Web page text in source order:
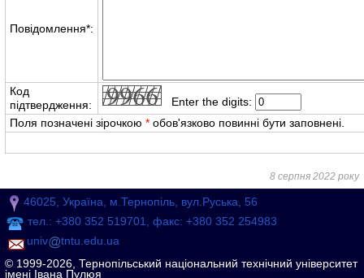
Повідомлення*:
Код
підтвердження:
Enter the digits:
Поля позначені зірочкою * обов'язково повинні бути заповнені.
8 серпня 2022 року
46025, Україна, м.Тернопіль, вул.Руська, 56
тел.: +380 352 519701, факс: +380 352 254983
univ
tntu.edu.ua
© 1999-2026, Тернопільський національний технічний університет
імені Івана Пулюя